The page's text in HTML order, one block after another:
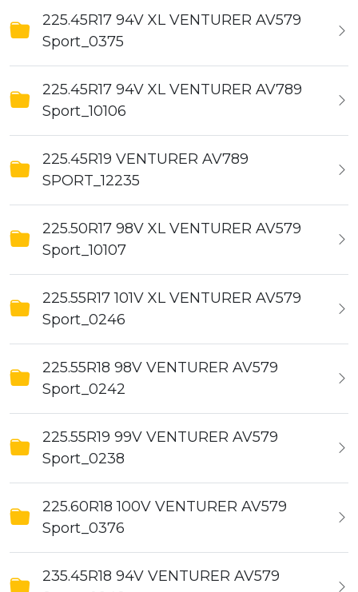
225.45R17 94V XL VENTURER AV579
Sport_0375
225.45R17 94V XL VENTURER AV789
Sport_10106
225.45R19 VENTURER AV789
SPORT_12235
225.50R17 98V XL VENTURER AV579
Sport_10107
225.55R17 101V XL VENTURER AV579
Sport_0246
225.55R18 98V VENTURER AV579
Sport_0242
225.55R19 99V VENTURER AV579
Sport_0238
225.60R18 100V VENTURER AV579
Sport_0376
235.45R18 94V VENTURER AV579